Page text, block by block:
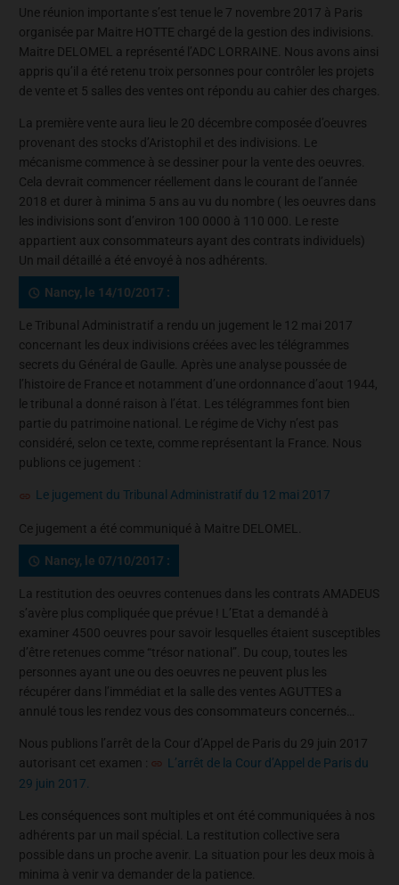
Une réunion importante s’est tenue le 7 novembre 2017 à Paris
organisée par Maitre HOTTE chargé de la gestion des indivisions.
Maitre DELOMEL a représenté l’ADC LORRAINE. Nous avons ainsi
appris qu’il a été retenu troix personnes pour contrôler les projets
de vente et 5 salles des ventes ont répondu au cahier des charges.
La première vente aura lieu le 20 décembre composée d’oeuvres
provenant des stocks d’Aristophil et des indivisions. Le
mécanisme commence à se dessiner pour la vente des oeuvres.
Cela devrait commencer réellement dans le courant de l’année
2018 et durer à minima 5 ans au vu du nombre ( les oeuvres dans
les indivisions sont d’environ 100 0000 à 110 000. Le reste
appartient aux consommateurs ayant des contrats individuels)
Un mail détaillé a été envoyé à nos adhérents.
Nancy, le 14/10/2017 :
Le Tribunal Administratif a rendu un jugement le 12 mai 2017
concernant les deux indivisions créées avec les télégrammes
secrets du Général de Gaulle. Après une analyse poussée de
l’histoire de France et notamment d’une ordonnance d’aout 1944,
le tribunal a donné raison à l’état. Les télégrammes font bien
partie du patrimoine national. Le régime de Vichy n’est pas
considéré, selon ce texte, comme représentant la France. Nous
publions ce jugement :
Le jugement du Tribunal Administratif du 12 mai 2017
Ce jugement a été communiqué à Maitre DELOMEL.
Nancy, le 07/10/2017 :
La restitution des oeuvres contenues dans les contrats AMADEUS
s’avère plus compliquée que prévue ! L’Etat a demandé à
examiner 4500 oeuvres pour savoir lesquelles étaient susceptibles
d’être retenues comme “trésor national”. Du coup, toutes les
personnes ayant une ou des oeuvres ne peuvent plus les
récupérer dans l’immédiat et la salle des ventes AGUTTES a
annulé tous les rendez vous des consommateurs concernés…
Nous publions l’arrêt de la Cour d’Appel de Paris du 29 juin 2017
autorisant cet examen :
L’arrêt de la Cour d’Appel de Paris du
29 juin 2017.
Les conséquences sont multiples et ont été communiquées à nos
adhérents par un mail spécial. La restitution collective sera
possible dans un proche avenir. La situation pour les deux mois à
minima à venir va demander de la patience.